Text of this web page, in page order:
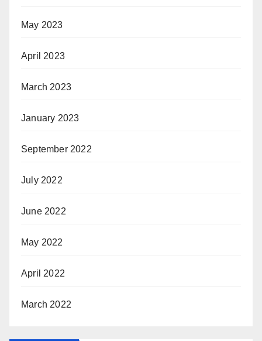
May 2023
April 2023
March 2023
January 2023
September 2022
July 2022
June 2022
May 2022
April 2022
March 2022